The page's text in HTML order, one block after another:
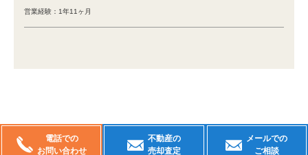
営業経験：1年11ヶ月
電話での
お問い合わせ
不動産の
売却査定
メールでの
ご相談